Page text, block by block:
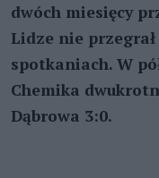
dwóch miesięcy
Lidze nie
spotkaniach. W
Chemika
Dąbrowa 3:0.